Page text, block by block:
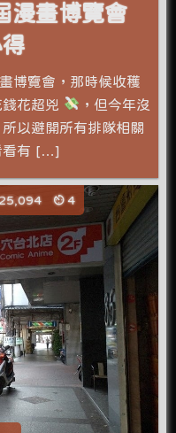
漫畫博覽會
博覽會，那時候收穫
花超兇
，但今年沒
以避開所有排隊相關
看有 […]
4